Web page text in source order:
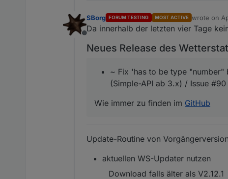
Offline
SBorg FORUM TESTING MOST ACTIVE wrote on
last edited
Da innerhalb der letzten vier Tage
Neues Release des
~ Fix 'has to be type "number"
(Simple-API ab 3.x) / Issue #90
Wie immer zu finden im GitHub
Update-Routine von
aktuellen WS-Updater nutzen
Download falls älter als V2.12.1